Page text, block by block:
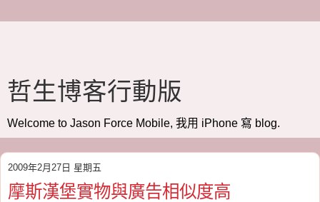
哲生博客行動版
Welcome to Jason Force Mobile, 我用 iPhone 寫 blog.
2009年2月27日 星期五
摩斯漢堡實物與廣告相似度高